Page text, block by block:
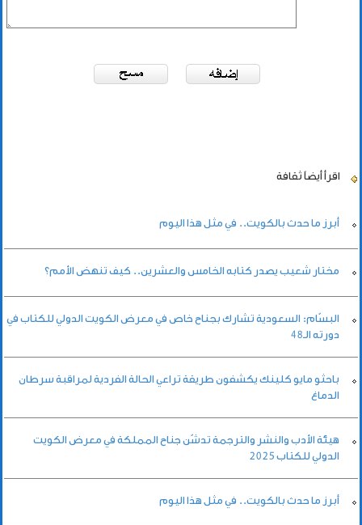
اقرأ أيضاً ثقافة
أبرز ما حدث بالكويت.. في مثل هذا اليوم
مختار شعيب يصدر كتابه الخامس والعشرين.. كيف تنهض الأمم؟
البسّام: السعودية تشارك بجناح خاص في معرض الكويت الدولي للكتاب في
دورته الـ48
باحثو مايو كلينك يكشفون طريقة تراعي الحالة الفردية لمراقبة سرطان
الدماغ
هيئة الأدب والنشر والترجمة تدشّن جناح المملكة في معرض الكويت
الدولي للكتاب 2025
أبرز ما حدث بالكويت.. في مثل هذا اليوم